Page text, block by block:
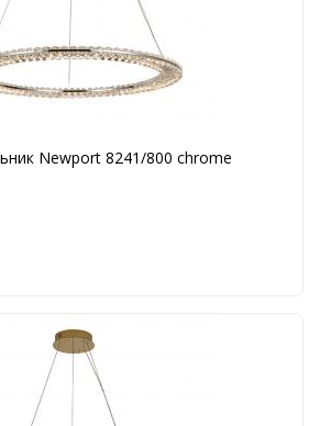
Newport 8241/800 chrome